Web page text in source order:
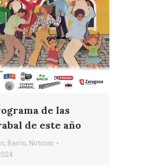
de las
de este año
, Barrio, Noticias